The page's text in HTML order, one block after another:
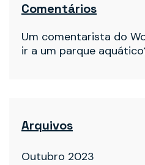
Comentários
Um comentarista do
ir a um parque
Arquivos
Outubro 2023